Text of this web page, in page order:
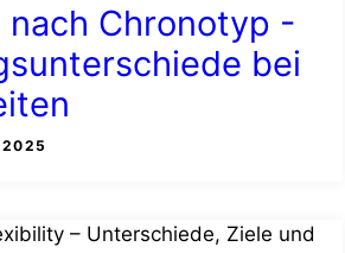
nach Chronotyp -
bei
2025